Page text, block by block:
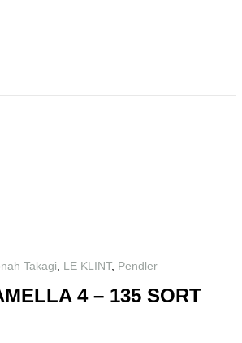
Takagi, LE KLINT, Pendler
4 – 135 SORT